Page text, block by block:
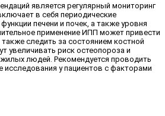
является регулярный мониторинг
в себя периодические
печени и почек, а также уровня
применение ИПП может привести
следить за состоянием костной
увеличивать риск остеопороза и
людей. Рекомендуется проводить
исследования у пациентов с факторами